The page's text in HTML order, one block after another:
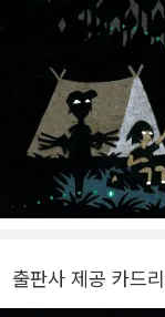
출판사 제공 카드